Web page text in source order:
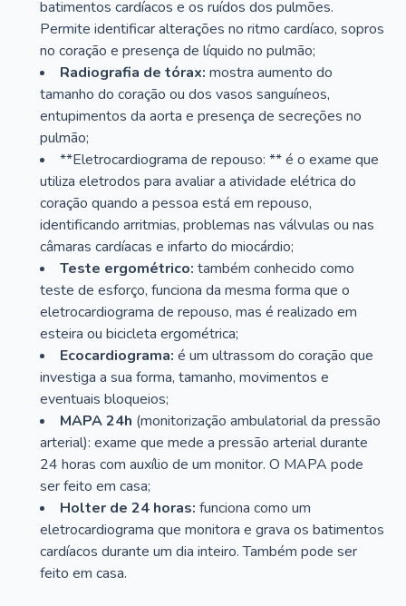
batimentos cardíacos e os ruídos dos pulmões.
Permite identificar alterações no ritmo cardíaco, sopros
no coração e presença de líquido no pulmão;
Radiografia de tórax: mostra aumento do
tamanho do coração ou dos vasos sanguíneos,
entupimentos da aorta e presença de secreções no
pulmão;
**Eletrocardiograma de repouso: ** é o exame que
utiliza eletrodos para avaliar a atividade elétrica do
coração quando a pessoa está em repouso,
identificando arritmias, problemas nas válvulas ou nas
câmaras cardíacas e infarto do miocárdio;
Teste ergométrico: também conhecido como
teste de esforço, funciona da mesma forma que o
eletrocardiograma de repouso, mas é realizado em
esteira ou bicicleta ergométrica;
Ecocardiograma: é um ultrassom do coração que
investiga a sua forma, tamanho, movimentos e
eventuais bloqueios;
MAPA 24h (monitorização ambulatorial da pressão
arterial): exame que mede a pressão arterial durante
24 horas com auxílio de um monitor. O MAPA pode
ser feito em casa;
Holter de 24 horas: funciona como um
eletrocardiograma que monitora e grava os batimentos
cardíacos durante um dia inteiro. Também pode ser
feito em casa.